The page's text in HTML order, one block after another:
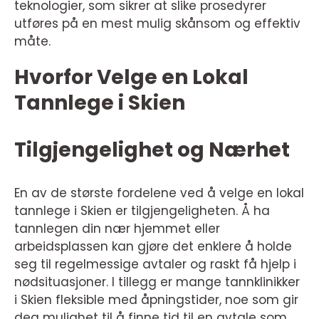
teknologier, som sikrer at slike prosedyrer
utføres på en mest mulig skånsom og effektiv
måte.
Hvorfor Velge en Lokal
Tannlege i Skien
Tilgjengelighet og Nærhet
En av de største fordelene ved å velge en lokal
tannlege i Skien er tilgjengeligheten. Å ha
tannlegen din nær hjemmet eller
arbeidsplassen kan gjøre det enklere å holde
seg til regelmessige avtaler og raskt få hjelp i
nødsituasjoner. I tillegg er mange tannklinikker
i Skien fleksible med åpningstider, noe som gir